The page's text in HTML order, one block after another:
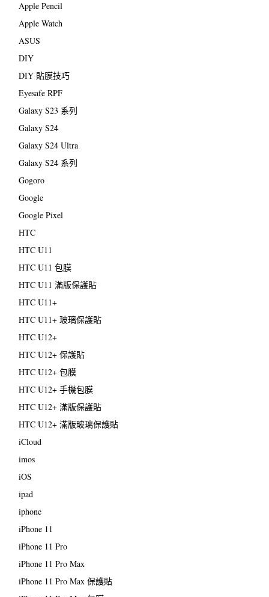
Apple Pencil
Apple Watch
ASUS
DIY
DIY 貼膜技巧
Eyesafe RPF
Galaxy S23 系列
Galaxy S24
Galaxy S24 Ultra
Galaxy S24 系列
Gogoro
Google
Google Pixel
HTC
HTC U11
HTC U11 包膜
HTC U11 滿版保護貼
HTC U11+
HTC U11+ 玻璃保護貼
HTC U12+
HTC U12+ 保護貼
HTC U12+ 包膜
HTC U12+ 手機包膜
HTC U12+ 滿版保護貼
HTC U12+ 滿版玻璃保護貼
iCloud
imos
iOS
ipad
iphone
iPhone 11
iPhone 11 Pro
iPhone 11 Pro Max
iPhone 11 Pro Max 保護貼